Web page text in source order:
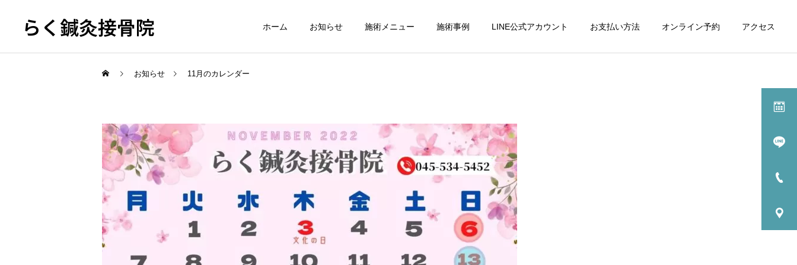
らく鍼灸接骨院 ホーム お知らせ 施術メニュー 施術事例 LINE公式アカウント お支払い方法 オンライン予約 アクセス
パーフェクトコース 交通事故診療
骨盤調整 小顔調整 フットケア
お知らせ 11月のカレンダー